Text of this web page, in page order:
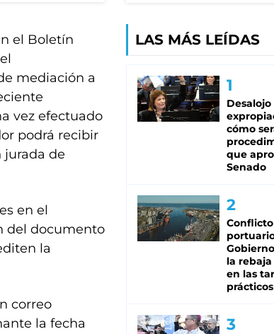
el Boletín
mediación a
vez efectuado
podrá recibir
jurada de
en el
del documento
la
correo
la fecha
LAS MÁS LEÍDAS
cómo
que
Senado
Conflicto
la rebaja
en las
prácticos